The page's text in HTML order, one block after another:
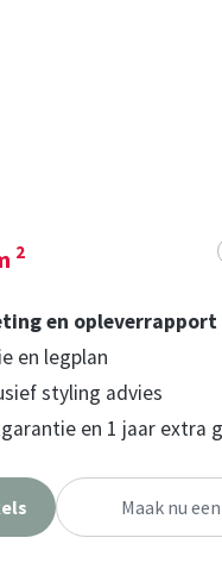
2
en opleverrapport
en legplan
styling advies
en 1 jaar extra
Maak nu